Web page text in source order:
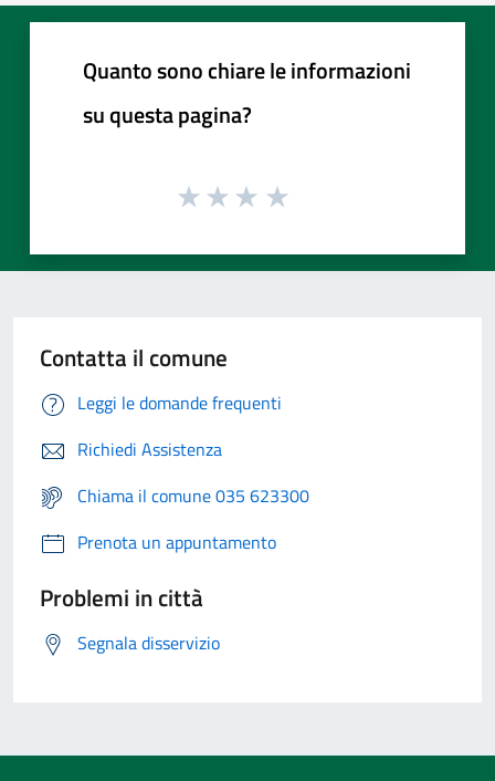
Quanto sono chiare le informazioni
su questa pagina?
Contatta il comune
Leggi le domande frequenti
Richiedi Assistenza
Chiama il comune 035 623300
Prenota un appuntamento
Problemi in città
Segnala disservizio